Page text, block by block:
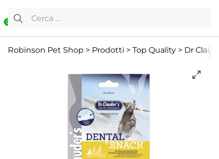
0
Ricerca per:
Robinson Pet Shop > Prodotti > Top Quality > Dr